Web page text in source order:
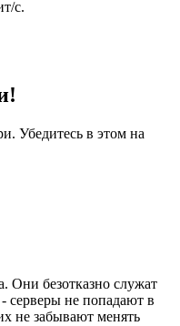
с.
Убедитесь в этом на
Они безотказно служат
серверы не попадают в
не забывают менять